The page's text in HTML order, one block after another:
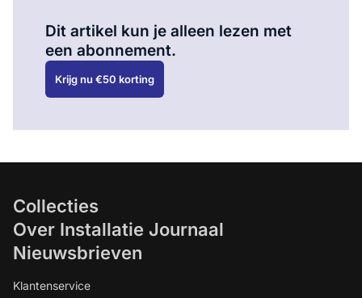
Dit artikel kun je alleen lezen met
een abonnement.
Krijg nu €50 korting
Collecties
Over Installatie Journaal
Nieuwsbrieven
Klantenservice